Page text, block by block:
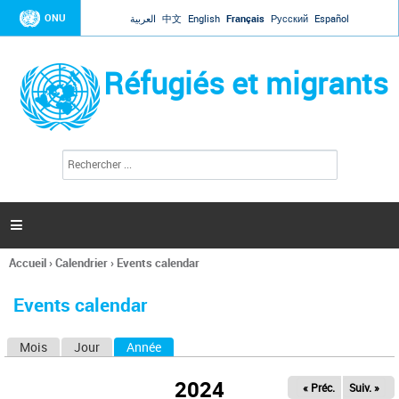
Jump to navigation
ONU العربية 中文 English Français Русский Español
Réfugiés et migrants
l
c
h
e

Vous
ici
Accueil›Calendrier› Events calendar
Events calendar
Mois Jour Année
2024 « Préc. Suiv. »